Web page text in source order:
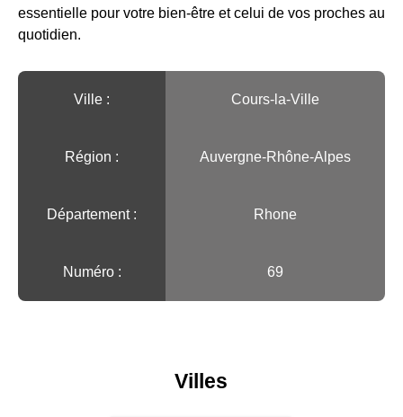
essentielle pour votre bien-être et celui de vos proches au
quotidien.
Ville :️ Cours-la-Ville
Région :️ Auvergne-Rhône-Alpes
Département : Rhone
Numéro : 69
Villes